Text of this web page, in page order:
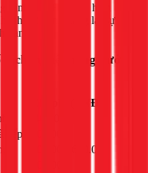
trình do 1Fix thực hiện
dài hạn, mang lại sự
hàng.
vụ hệ thống nước
Chi phí (VNĐ)
bếp
200.000 - 600.000